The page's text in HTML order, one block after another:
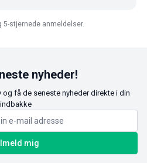
5-stjernede anmeldelser.
nyheder!
få de seneste nyheder direkte i din
indbakke
mig